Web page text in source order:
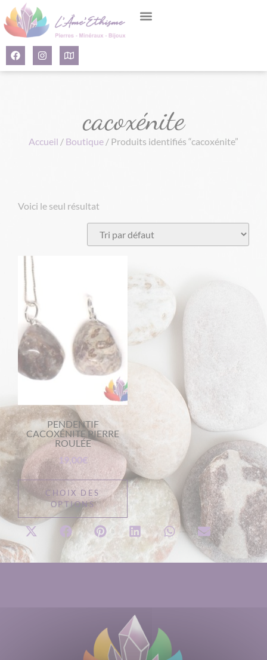
cacoxénite
Accueil / Boutique / Produits identifiés “cacoxénite”
Voici le seul résultat
PENDENTIF
CACOXÉNITE PIERRE
ROULÉE
19,00€
CHOIX DES
OPTIONS
Panneau de gestion des cookies